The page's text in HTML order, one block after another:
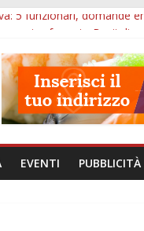
5 funzionari, domande
per osservare
lavoratore morto, credito
escursioni fino a
EVENTI PUBBLICITÀ